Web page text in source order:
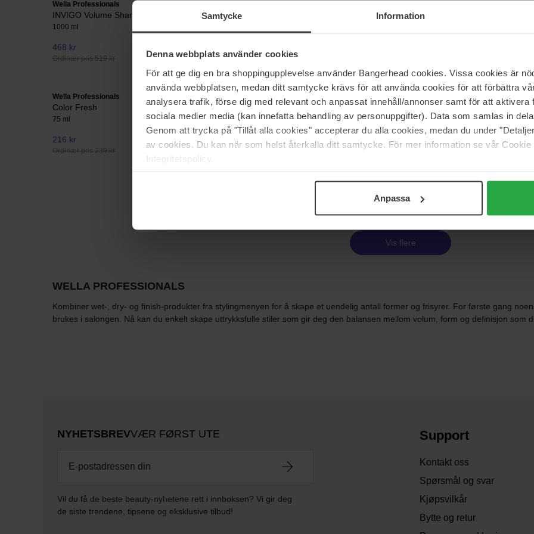
Samtycke Information
Denna webbplats använder cookies
För att ge dig en bra shoppingupplevelse använder Bangerhead cookies. Vissa cookies är
använda webbplatsen, medan ditt samtycke krävs för att använda cookies för att förbättra
analysera trafik, förse dig med relevant och anpassat innehåll/annonser samt för att aktivera
sociala medier media (kan innefatta behandling av personuppgifter). Data som samlas in
Genom att trycka på "Tillåt alla cookies" accepterar du alla cookies, medan du under
av cookies. Du kan när som helst återkalla ditt samtycke. För mer information se vår
Integritetspolicy.
Anpassa
Wella Professionals
INVIGO Volume Shampoo
1000 ml
468 kr
Ordinær pris 519 kr
INVIGO Blonde Recharge Conditioner
Ordinær pris 259 kr
INVIGO Enrich Shampoo
Wella Professionals
Color Fresh
75 ml
216 kr
Ordinær pris 239 kr
Wella Professionals
Invigo Sun Protect Spray
150 ml
275 kr
Wella Professionals
INVIGO Enrich Conditioner
1000 ml
612 kr
Vis flere
WELLA PROFESSIONALS
Kombiner wet-, dry- og finish-produkter fra stylingmenyen for å skape et uendelig antall former og frisyrer. For første gang
brukes i salongen. Nå kan du enkelt skape uttrykksfulle stiler som gir deg den balansen mellom volum, form og definisjon som
NYHETSBREVVÆR FØRST UTE
Vil du få de beste beauty-nyhetene rett i innboksen? Vi gir deg
de siste trendene, tipsene og eksklusive tilbud!
Support
Kontakt oss
Spørsmål og svar
Kjøpsvilkår
Bytte og retur